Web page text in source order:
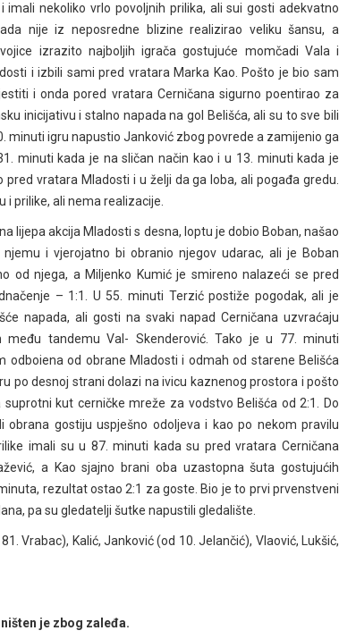
nekoliko vrlo povoljnih prilika, ali sui gosti adekvatno
nije iz neposredne blizine realizirao veliku šansu, a
izrazito najboljih igrača gostujuće momčadi Vala i
i izbili sami pred vratara Marka Kao. Pošto je bio sam
i onda pored vratara Cerničana sigurno poentirao za
inicijativu i stalno napada na gol Belišća, ali su to sve bili
minuti igru napustio Janković zbog povrede a zamijenio ga
minuti kada je na sličan način kao i u 13. minuti kada je
vratara Mladosti i u želji da ga loba, ali pogađa gredu.
prilike, ali nema realizacije.
lijepa akcija Mladosti s desna, loptu je dobio Boban, našao
i vjerojatno bi obranio njegov udarac, ali je Boban
od njega, a Miljenko Kumić je smireno nalazeći se pred
– 1:1. U 55. minuti Terzić postiže pogodak, ali je
napada, ali gosti na svaki napad Cerničana uzvraćaju
tandemu Val- Skenderović. Tako je u 77. minuti
odboiena od obrane Mladosti i odmah od starene Belišća
po desnoj strani dolazi na ivicu kaznenog prostora i pošto
kut cerničke mreže za vodstvo Belišća od 2:1. Do
gostiju uspješno odoljeva i kao po nekom pravilu
imali su u 87. minuti kada su pred vratara Cerničana
a Kao sjajno brani oba uzastopna šuta gostujućih
rezultat ostao 2:1 za goste. Bio je to prvi prvenstveni
pa su gledatelji šutke napustili gledalište.
Vrabac), Kalić, Janković (od 10. Jelančić), Vlaović, Lukšić,
je zbog zaleđa.